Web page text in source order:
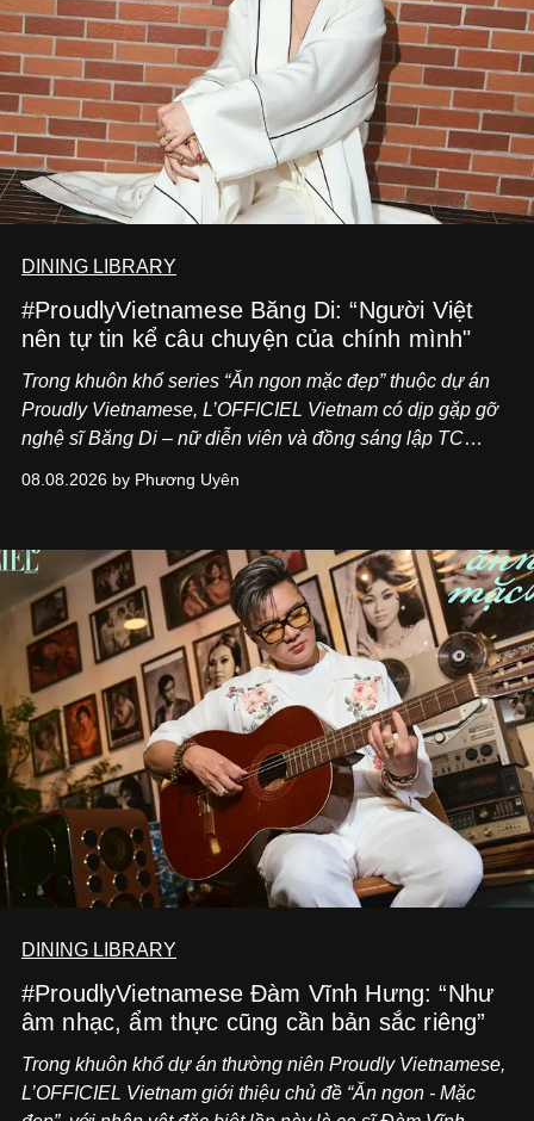
DINING LIBRARY
#ProudlyVietnamese Băng Di: “Người Việt
nên tự tin kể câu chuyện của chính mình"
Trong khuôn khổ series “Ăn ngon mặc đẹp” thuộc dự án
Proudly Vietnamese, L’OFFICIEL Vietnam có dịp gặp gỡ
nghệ sĩ Băng Di – nữ diễn viên và đồng sáng lập TC
Kitchen Bar và SALEM tại TP.HCM.
08.08.2026 by Phương Uyên
DINING LIBRARY
#ProudlyVietnamese Đàm Vĩnh Hưng: “Như
âm nhạc, ẩm thực cũng cần bản sắc riêng”
Trong khuôn khổ dự án thường niên Proudly Vietnamese,
L’OFFICIEL Vietnam giới thiệu chủ đề “Ăn ngon - Mặc